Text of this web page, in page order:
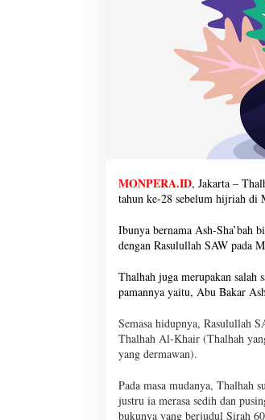
MONPERA.ID, Jakarta –
tahun ke-28 sebelum hijriah di
Ibunya bernama Ash-Sha’bah
dengan Rasulullah SAW pada
Thalhah juga merupakan salah
pamannya yaitu, Abu Bakar
Semasa hidupnya, Rasulullah
Thalhah Al-Khair (Thalhah
yang dermawan).
Pada masa mudanya, Thalhah
justru ia merasa sedih dan
bukunya yang berjudul Sirah